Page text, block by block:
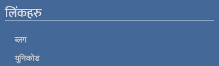
लिंकहरु
ब्लग
युनिकोड